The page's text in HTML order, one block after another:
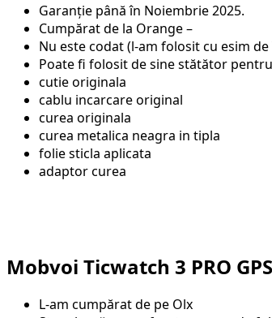
Garanție până în Noiembrie 2025.
Cumpărat de la Orange –
Nu este codat (l-am folosit cu esim
Poate fi folosit de sine stătător
cutie originala
cablu incarcare original
curea originala
curea metalica neagra in tipla
folie sticla aplicata
adaptor curea
Mobvoi Ticwatch 3 PRO
L-am cumpărat de pe Olx